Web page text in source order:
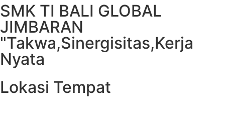
SMK TI BALI GLOBAL
JIMBARAN
"Takwa,Sinergisitas,Kerja
Nyata
Lokasi Tempat